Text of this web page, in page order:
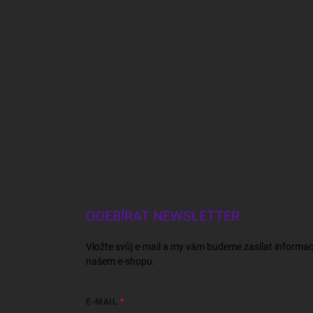
ODEBÍRAT NEWSLETTER
Vložte svůj e-mail a my vám budeme zasílat
našem e-shopu.
E-MAIL